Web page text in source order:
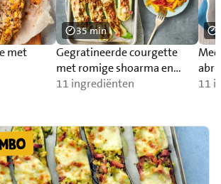
met
Gegratineerde courgette
met romige shoarma en
paprikasalade
11 ingrediënten
35 min
11